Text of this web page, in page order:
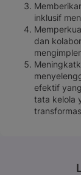
inklusif
dan
efektif
tata kelola